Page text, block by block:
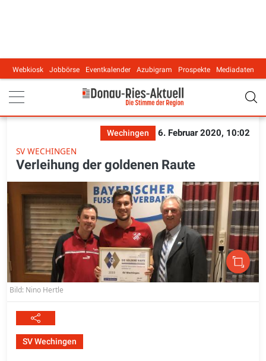
Main navigation
Webkiosk Jobbörse Eventkalender Azubigram Prospekte Mediadaten
Wechingen
6. Februar 2020, 10:02
SV WECHINGEN
Verleihung der goldenen Raute
Bild: Nino Hertle
SV Wechingen